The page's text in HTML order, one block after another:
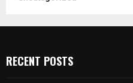
RECENT POSTS